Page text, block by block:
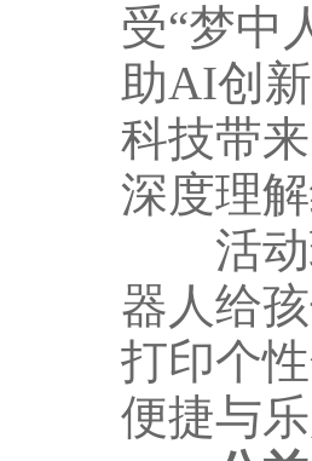
受“梦中
助AI创
科技带
深度理
活动现
器人给
打印个
便捷与乐